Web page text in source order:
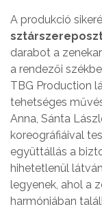
A produkció
darabot a
a rendezői
TBG Production
tehetséges
Anna, Sánta
koreográfiáival
együttállás a
hihetetlenül
legyenek, ahol a
harmóniában